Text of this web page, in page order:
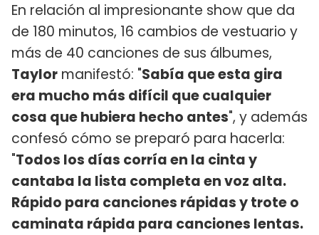
En relación al impresionante show que da
de 180 minutos, 16 cambios de vestuario y
más de 40 canciones de sus álbumes,
Taylor manifestó: "Sabía que esta gira
era mucho más difícil que cualquier
cosa que hubiera hecho antes", y además
confesó cómo se preparó para hacerla:
"Todos los días corría en la cinta y
cantaba la lista completa en voz alta.
Rápido para canciones rápidas y trote o
caminata rápida para canciones lentas.